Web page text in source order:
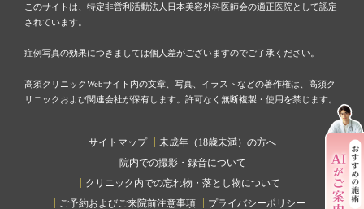
このサイトは、特定非営利活動法人日本美容外科医師会の適正医院として認定
されています。
症例写真の効果につきましては個人差がございますのでご了承ください。
高須クリニックWebサイト内の文章、写真、イラストなどの著作権は、高須ク
リニックおよび関連会社が保有します。許可なく無断複製・使用を禁じます。
サイトマップ
未成年（18歳未満）の方へ
院内での撮影・録音について
クリニック内での忘れ物・落とし物について
ご予約およびご来院前注意事項
プライバシーポリシー